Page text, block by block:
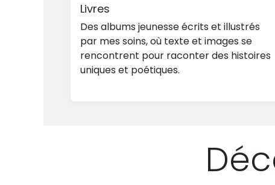
Livres
Des albums jeunesse écrits et illustrés
par mes soins, où texte et images se
rencontrent pour raconter des histoires
uniques et poétiques.